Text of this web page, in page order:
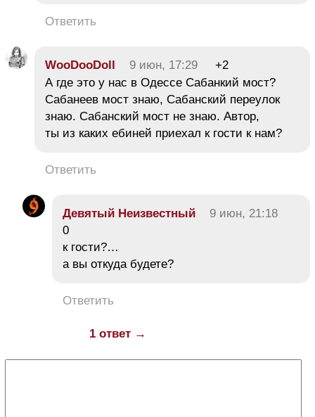
Ответить
WooDooDoll 9 июн, 17:29
+2
А где это у нас в Одессе Сабанкий мост?
Сабанеев мост знаю, Сабанский переулок
знаю. Сабанский мост не знаю. Автор,
ты из каких ебиней приехал к гости к нам?
Ответить
Девятый Неизвестный
9 июн, 21:18
0
к гости?…
а вы откуда будете?
Ответить
1 ответ →